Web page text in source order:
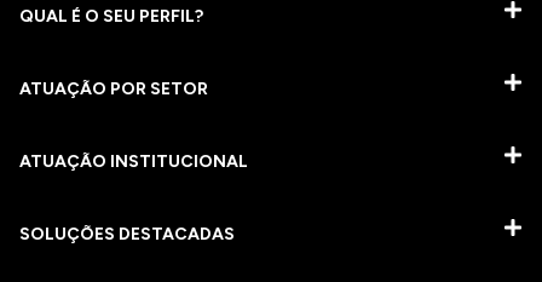
QUAL É O SEU PERFIL?
ATUAÇÃO POR SETOR
ATUAÇÃO INSTITUCIONAL
SOLUÇÕES DESTACADAS